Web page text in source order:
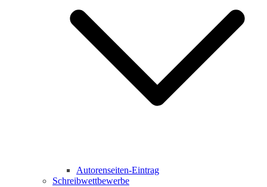
Autorenseiten-Eintrag
Schreibwettbewerbe